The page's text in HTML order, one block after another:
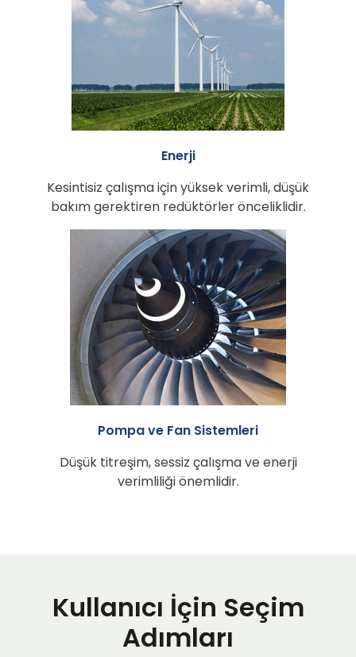
Enerji
Kesintisiz çalışma için yüksek verimli, düşük
bakım gerektiren redüktörler önceliklidir.
Pompa ve Fan Sistemleri
Düşük titreşim, sessiz çalışma ve enerji
verimliliği önemlidir.
Kullanıcı İçin Seçim
Adımları